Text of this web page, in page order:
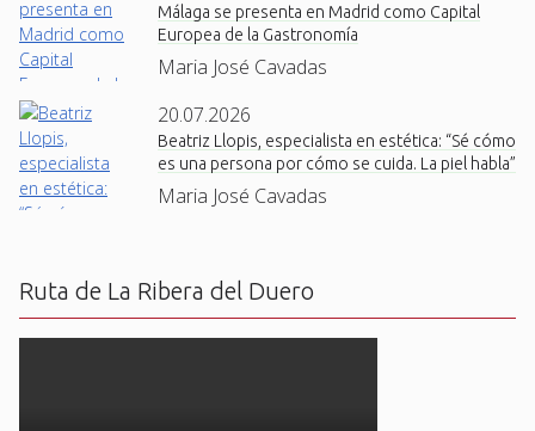
Málaga se presenta en Madrid como Capital
Europea de la Gastronomía
Maria José Cavadas
20.07.2026
Beatriz Llopis, especialista en estética: “Sé cómo
es una persona por cómo se cuida. La piel habla”
Maria José Cavadas
Ruta de La Ribera del Duero